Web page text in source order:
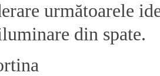
următoarele
din spate.